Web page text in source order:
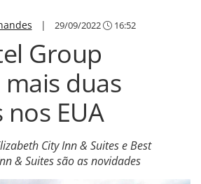
| 29/09/2022 16:52
Group
duas
EUA
City Inn & Suites e Best
& Suites são as novidades